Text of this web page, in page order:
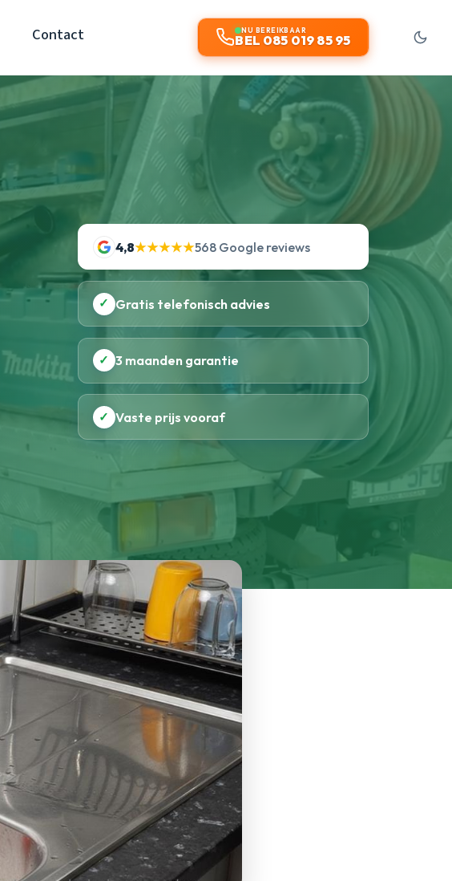
Contact NU BEREIKBAAR
BEL 085 019 85 95
4,8★★★★★568 Google reviews
✓ Gratis telefonisch advies
✓ 3 maanden garantie
✓ Vaste prijs vooraf